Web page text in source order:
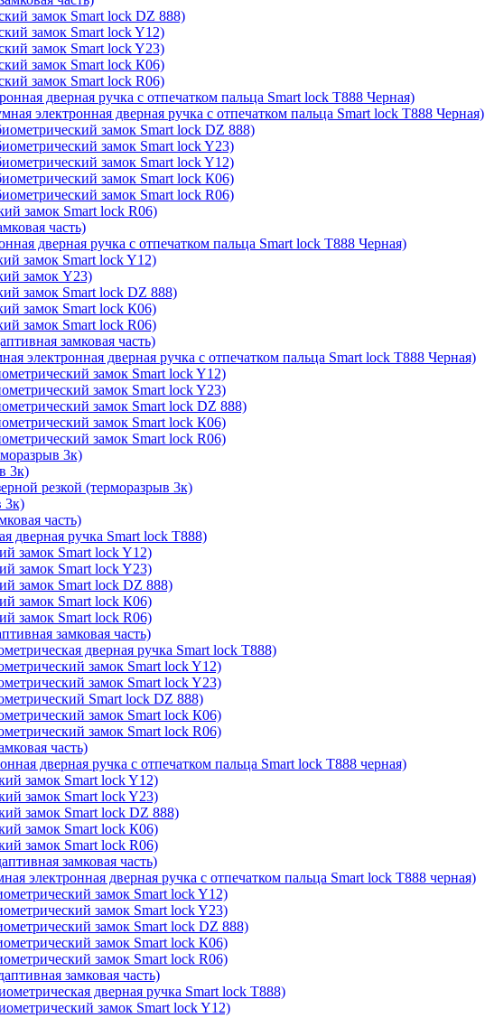
замок Smart lock DZ 888)
замок Smart lock Y12)
замок Smart lock Y23)
замок Smart lock К06)
замок Smart lock R06)
дверная ручка с отпечатком пальца Smart lock T888 Черная)
электронная дверная ручка с отпечатком пальца Smart lock T888 Черная)
замок Smart lock DZ 888)
замок Smart lock Y23)
замок Smart lock Y12)
замок Smart lock К06)
замок Smart lock R06)
замок Smart lock R06)
часть)
дверная ручка с отпечатком пальца Smart lock T888 Черная)
замок Smart lock Y12)
замок Y23)
замок Smart lock DZ 888)
замок Smart lock К06)
замок Smart lock R06)
замковая часть)
электронная дверная ручка с отпечатком пальца Smart lock T888 Черная)
замок Smart lock Y12)
замок Smart lock Y23)
замок Smart lock DZ 888)
замок Smart lock К06)
замок Smart lock R06)
3к)
3к)
резкой (терморазрыв 3к)
3к)
часть)
дверная ручка Smart lock T888)
замок Smart lock Y12)
замок Smart lock Y23)
замок Smart lock DZ 888)
замок Smart lock К06)
замок Smart lock R06)
замковая часть)
дверная ручка Smart lock T888)
замок Smart lock Y12)
замок Smart lock Y23)
Smart lock DZ 888)
замок Smart lock К06)
замок Smart lock R06)
часть)
дверная ручка с отпечатком пальца Smart lock T888 черная)
замок Smart lock Y12)
замок Smart lock Y23)
замок Smart lock DZ 888)
замок Smart lock К06)
замок Smart lock R06)
замковая часть)
электронная дверная ручка с отпечатком пальца Smart lock T888 черная)
замок Smart lock Y12)
замок Smart lock Y23)
замок Smart lock DZ 888)
замок Smart lock К06)
замок Smart lock R06)
замковая часть)
дверная ручка Smart lock T888)
замок Smart lock Y12)